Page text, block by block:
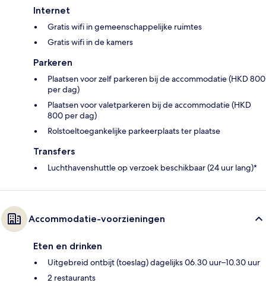
Internet
Gratis wifi in gemeenschappelijke ruimtes
Gratis wifi in de kamers
Parkeren
Plaatsen voor zelf parkeren bij de accommodatie (HKD 800
per dag)
Plaatsen voor valetparkeren bij de accommodatie (HKD
800 per dag)
Rolstoeltoegankelijke parkeerplaats ter plaatse
Transfers
Luchthavenshuttle op verzoek beschikbaar (24 uur lang)*
Accommodatie-voorzieningen
Eten en drinken
Uitgebreid ontbijt (toeslag) dagelijks 06.30 uur–10.30 uur
2 restaurants